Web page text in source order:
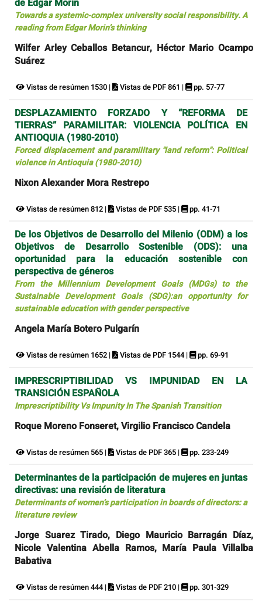
de Edgar Morin
Towards a systemic-complex university social responsibility. A
reading from Edgar Morin’s thinking
Wilfer Arley Ceballos Betancur, Héctor Mario Ocampo
Suárez
Vistas de resúmen 1530 | Vistas de PDF 861 | pp. 57-77
DESPLAZAMIENTO FORZADO Y “REFORMA DE
TIERRAS” PARAMILITAR: VIOLENCIA POLÍTICA EN
ANTIOQUIA (1980-2010)
Forced displacement and paramilitary "land reform": Political
violence in Antioquia (1980-2010)
Nixon Alexander Mora Restrepo
Vistas de resúmen 812 | Vistas de PDF 535 | pp. 41-71
De los Objetivos de Desarrollo del Milenio (ODM) a los
Objetivos de Desarrollo Sostenible (ODS): una
oportunidad para la educación sostenible con
perspectiva de géneros
From the Millennium Development Goals (MDGs) to the
Sustainable Development Goals (SDG):an opportunity for
sustainable education with gender perspective
Angela María Botero Pulgarín
Vistas de resúmen 1652 | Vistas de PDF 1544 | pp. 69-91
IMPRESCRIPTIBILIDAD VS IMPUNIDAD EN LA
TRANSICIÓN ESPAÑOLA
Imprescriptibility Vs Impunity In The Spanish Transition
Roque Moreno Fonseret, Virgilio Francisco Candela
Vistas de resúmen 565 | Vistas de PDF 365 | pp. 233-249
Determinantes de la participación de mujeres en juntas
directivas: una revisión de literatura
Determinants of women’s participation in boards of directors: a
literature review
Jorge Suarez Tirado, Diego Mauricio Barragán Díaz,
Nicole Valentina Abella Ramos, María Paula Villalba
Babativa
Vistas de resúmen 444 | Vistas de PDF 210 | pp. 301-329